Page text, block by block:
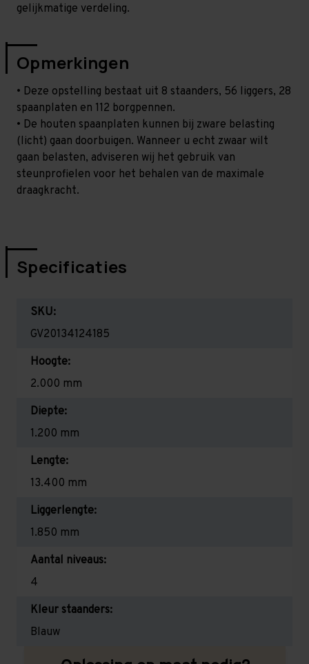
gelijkmatige verdeling.
Opmerkingen
• Deze opstelling bestaat uit 8 staanders, 56 liggers, 28
spaanplaten en 112 borgpennen.
• De houten spaanplaten kunnen bij zware belasting
(licht) gaan doorbuigen. Wanneer u echt zwaar wilt
gaan belasten, adviseren wij het gebruik van
steunprofielen voor het behalen van de maximale
draagkracht.
Specificaties
SKU:
GV20134124185
Hoogte:
2.000 mm
Diepte:
1.200 mm
Lengte:
13.400 mm
Liggerlengte:
1.850 mm
Aantal niveaus:
4
Kleur staanders:
Blauw